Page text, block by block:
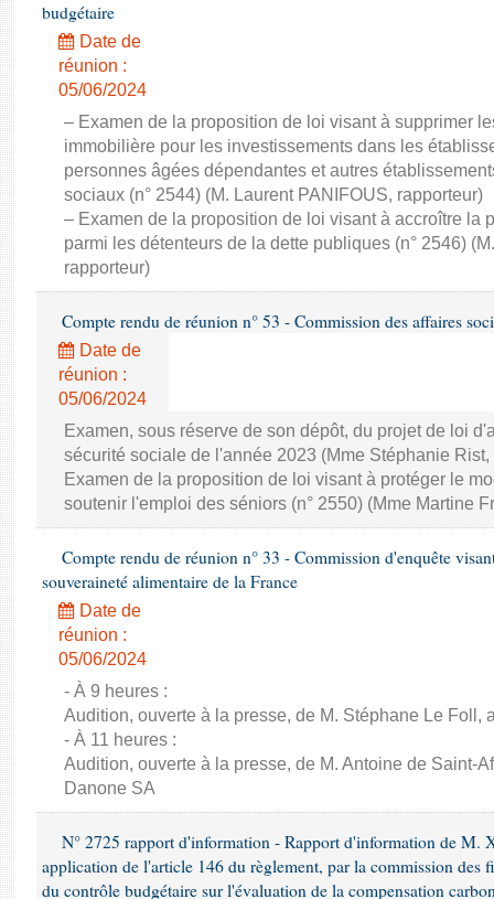
budgétaire
Date de
réunion :
05/06/2024
– Examen de la proposition de loi visant à supprimer
immobilière pour les investissements dans les
personnes âgées dépendantes et autres
sociaux (n° 2544) (M. Laurent PANIFOUS, rapporteur)
– Examen de la proposition de loi visant à accroître la
parmi les détenteurs de la dette publiques (n° 2546)
rapporteur)
Compte rendu de réunion n° 53 - Commission des affaires
Date de
réunion :
05/06/2024
Examen, sous réserve de son dépôt, du projet de loi
sécurité sociale de l'année 2023 (Mme Stéphanie
Examen de la proposition de loi visant à protéger le
soutenir l'emploi des séniors (n° 2550) (Mme Martine
Compte rendu de réunion n° 33 - Commission d'enquête
souveraineté alimentaire de la France
Date de
réunion :
05/06/2024
- À 9 heures :
Audition, ouverte à la presse, de M. Stéphane Le Foll,
- À 11 heures :
Audition, ouverte à la presse, de M. Antoine de Saint-
Danone SA
N° 2725 rapport d'information - Rapport d'information de M.
application de l'article 146 du règlement, par la commission des
du contrôle budgétaire sur l'évaluation de la compensation